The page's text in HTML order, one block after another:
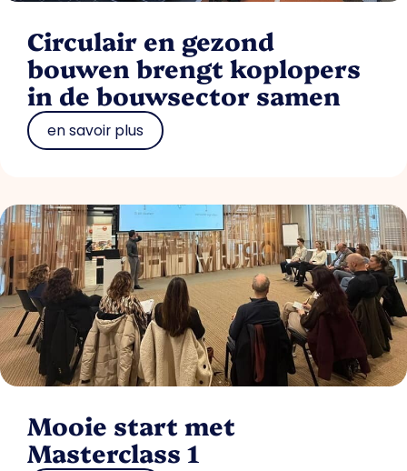
Circulair en gezond
bouwen brengt koplopers
in de bouwsector samen
en savoir plus
Mooie start met
Masterclass 1